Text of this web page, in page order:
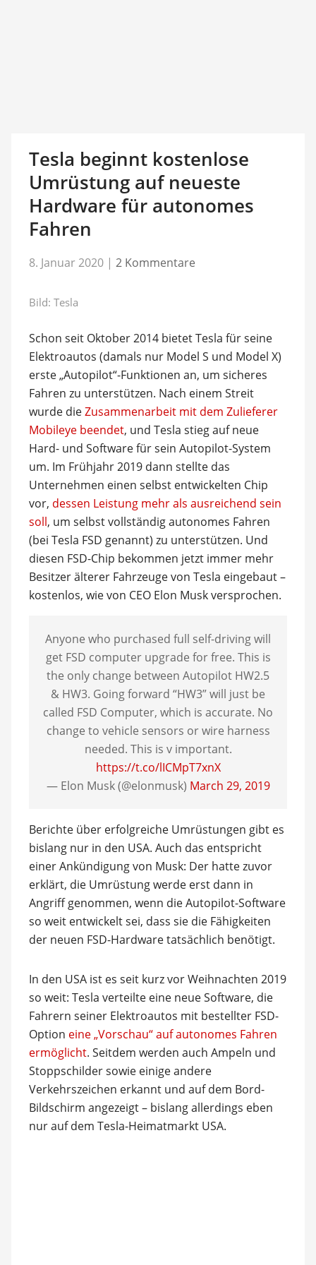
Tesla beginnt kostenlose
Umrüstung auf neueste
Hardware für autonomes
Fahren
8. Januar 2020 | 2 Kommentare
Bild: Tesla
Schon seit Oktober 2014 bietet Tesla für seine
Elektroautos (damals nur Model S und Model X)
erste „Autopilot“-Funktionen an, um sicheres
Fahren zu unterstützen. Nach einem Streit
wurde dieZusammenarbeit mit dem Zulieferer
Mobileye beendet, und Tesla stieg auf neue
Hard- und Software für sein Autopilot-System
um. Im Frühjahr 2019 dann stellte das
Unternehmen einen selbst entwickelten Chip
vor, dessen Leistung mehr als ausreichend sein
soll, um selbst vollständig autonomes Fahren
(bei Tesla FSD genannt) zu unterstützen. Und
diesen FSD-Chip bekommen jetzt immer mehr
Besitzer älterer Fahrzeuge von Tesla eingebaut –
kostenlos, wie von CEO Elon Musk versprochen.
Anyone who purchased full self-driving will
get FSD computer upgrade for free. This is
the only change between Autopilot HW2.5
& HW3. Going forward “HW3” will just be
called FSD Computer, which is accurate. No
change to vehicle sensors or wire harness
needed. This is v important.
https://t.co/lICMpT7xnX
— Elon Musk (@elonmusk) March 29, 2019
Berichte über erfolgreiche Umrüstungen gibt es
bislang nur in den USA. Auch das entspricht
einer Ankündigung von Musk: Der hatte zuvor
erklärt, die Umrüstung werde erst dann in
Angriff genommen, wenn die Autopilot-Software
so weit entwickelt sei, dass sie die Fähigkeiten
der neuen FSD-Hardware tatsächlich benötigt.
In den USA ist es seit kurz vor Weihnachten 2019
so weit: Tesla verteilte eine neue Software, die
Fahrern seiner Elektroautos mit bestellter FSD-
Option eine „Vorschau“ auf autonomes Fahren
ermöglicht. Seitdem werden auch Ampeln und
Stoppschilder sowie einige andere
Verkehrszeichen erkannt und auf dem Bord-
Bildschirm angezeigt – bislang allerdings eben
nur auf dem Tesla-Heimatmarkt USA.